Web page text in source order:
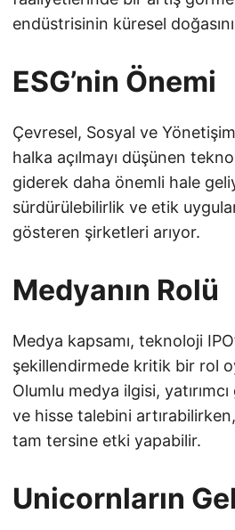
endüstrisinin küresel
ESG’nin Önemi
Çevresel, Sosyal ve
halka açılmayı düşünen
giderek daha önemli hale
sürdürülebilirlik ve etik
gösteren şirketleri arıyor.
Medyanın Rolü
Medya kapsamı, teknoloji
şekillendirmede kritik bir rol
Olumlu medya ilgisi,
ve hisse talebini
tam tersine etki yapabilir.
Unicornların